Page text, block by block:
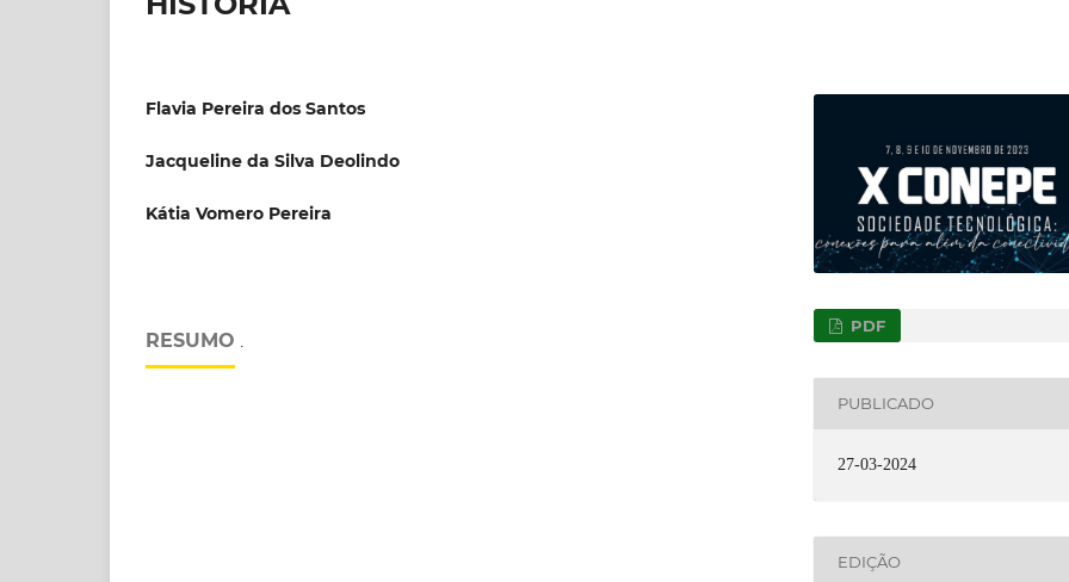
Flavia Pereira dos Santos
Jacqueline da Silva Deolindo
Kátia Vomero Pereira
RESUMO
PDF
PUBLICADO
27-03-2024
EDIÇÃO